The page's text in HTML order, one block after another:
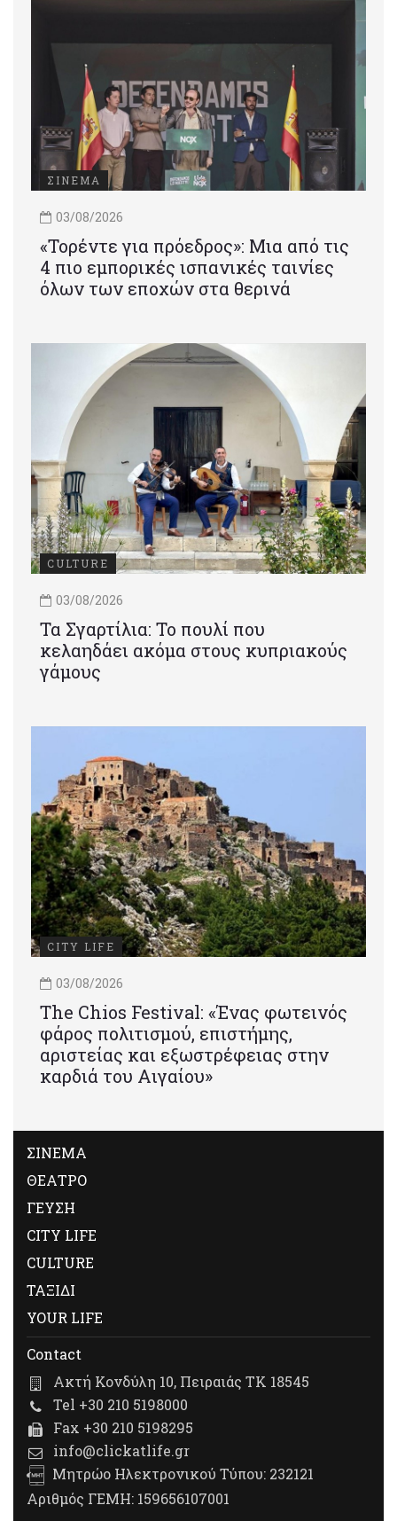
ΣΙΝΕΜΑ
03/08/2026
«Τορέντε για πρόεδρος»: Mια από τις
4 πιο εμπορικές ισπανικές ταινίες
όλων των εποχών στα θερινά
CULTURE
03/08/2026
Τα Σγαρτίλια: Το πουλί που
κελαηδάει ακόμα στους κυπριακούς
γάμους
CITY LIFE
03/08/2026
Τhe Chios Festival: «Ένας φωτεινός
φάρος πολιτισμού, επιστήμης,
αριστείας και εξωστρέφειας στην
καρδιά του Αιγαίου»
ΣΙΝΕΜΑ
ΘΕΑΤΡΟ
ΓΕΥΣΗ
CITY LIFE
CULTURE
ΤΑΞΙΔΙ
YOUR LIFE
Contact
Ακτή Κονδύλη 10, Πειραιάς ΤΚ 18545
Tel +30 210 5198000
Fax +30 210 5198295
info@clickatlife.gr
Μητρώο Ηλεκτρονικού Τύπου: 232121
Αριθμός ΓΕΜΗ: 159656107001